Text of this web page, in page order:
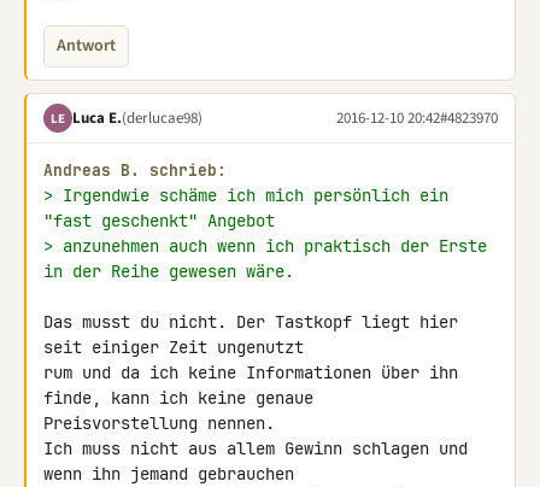
Antwort
LE Luca E.(derlucae98) 2016-12-10 20:42#4823970
Andreas B. schrieb:
> Irgendwie schäme ich mich persönlich ein
"fast geschenkt" Angebot
> anzunehmen auch wenn ich praktisch der Erste
in der Reihe gewesen wäre.
Das musst du nicht. Der Tastkopf liegt hier
seit einiger Zeit ungenutzt
rum und da ich keine Informationen über ihn
finde, kann ich keine genaue
Preisvorstellung nennen.
Ich muss nicht aus allem Gewinn schlagen und
wenn ihn jemand gebrauchen